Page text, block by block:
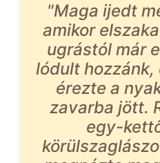
"Maga ijedt
amikor
ugrástól már
lódult hozzánk,
érezte a
zavarba jött.
egy-